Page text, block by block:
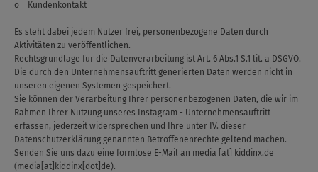
o Kundenkontakt
Es steht dabei jedem Nutzer frei, personenbezogene Daten durch
Aktivitäten zu veröffentlichen.
Rechtsgrundlage für die Datenverarbeitung ist Art. 6 Abs.1 S.1 lit. a DSGVO.
Die durch den Unternehmensauftritt generierten Daten werden nicht in
unseren eigenen Systemen gespeichert.
Sie können der Verarbeitung Ihrer personenbezogenen Daten, die wir im
Rahmen Ihrer Nutzung unseres Instagram - Unternehmensauftritt
erfassen, jederzeit widersprechen und Ihre unter IV. dieser
Datenschutzerklärung genannten Betroffenenrechte geltend machen.
Senden Sie uns dazu eine formlose E-Mail an media [at]
kiddinx.de
(media[at]kiddinx[dot]de).